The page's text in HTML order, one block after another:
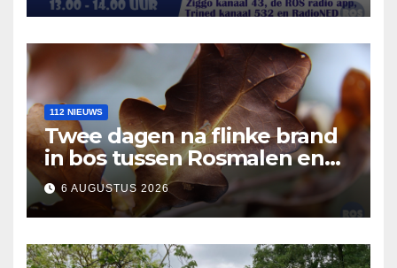
112 NIEUWS
Twee dagen na flinke brand
in bos tussen Rosmalen en
Nuland
6 AUGUSTUS 2026